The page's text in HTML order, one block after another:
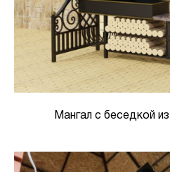
Мангал с беседкой